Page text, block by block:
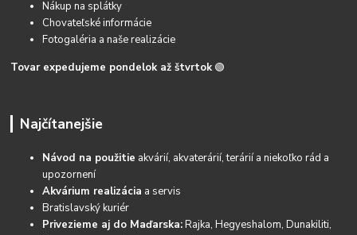
Nákup na splátky
Chovateľské informácie
Fotogaléria a naše realizácie
Tovar expedujeme pondelok až štvrtok 🟢
Najčítanejšie
Návod na použitie akvárií, akvaterárií, terárií a niekoľko rád a
upozornení
Akvárium realizácia a servis
Bratislavský kuriér
Privezieme aj do Maďarska:Rajka, Hegyeshalom, Dunakiliti,